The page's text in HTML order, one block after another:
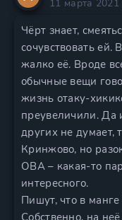
11 марта 2021
Чёрт знает,
сочувствовать
жалко её. Вроде
обычные вещи
жизнь отаку-
преувеличили. Да
других не думает,
Кринжово, но
ОВА – какая-то
интересного.
Пишут, что в манге
Собственно, на